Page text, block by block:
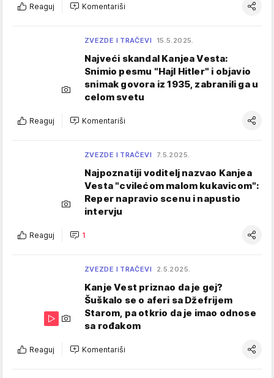
Reaguj Komentariši
ZVEZDE I TRAČEVI 15.5.2025.
Najveći skandal Kanjea Vesta:
Snimio pesmu "Hajl Hitler" i objavio
snimak govora iz 1935, zabranili ga u
celom svetu
Reaguj Komentariši
ZVEZDE I TRAČEVI 7.5.2025.
Najpoznatiji voditelj nazvao Kanjea
Vesta "cvilećom malom kukavicom":
Reper napravio scenu i napustio
intervju
Reaguj 1
ZVEZDE I TRAČEVI 2.5.2025.
Kanje Vest priznao da je gej?
Šuškalo se o aferi sa Džefrijem
Starom, pa otkrio da je imao odnose
sa rođakom
Reaguj Komentariši